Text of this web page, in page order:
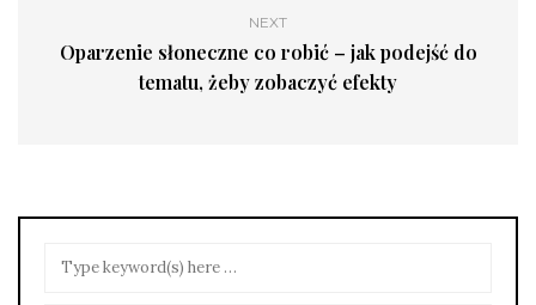
NEXT
Oparzenie słoneczne co robić – jak podejść do
tematu, żeby zobaczyć efekty